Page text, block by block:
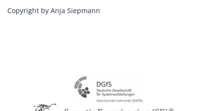
Copyright by Anja Siepmann